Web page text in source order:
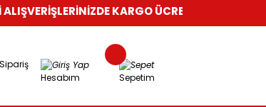
KARGO ÜCRETSİZ!
Sipariş
Hesabım Sepetim